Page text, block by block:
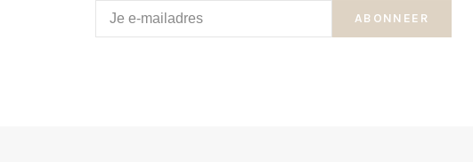
ABONNEER